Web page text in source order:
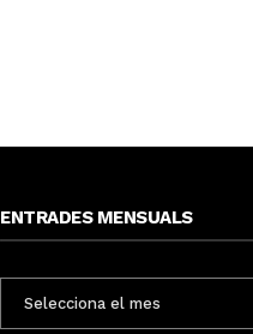
ENTRADES MENSUALS
MENSUALS